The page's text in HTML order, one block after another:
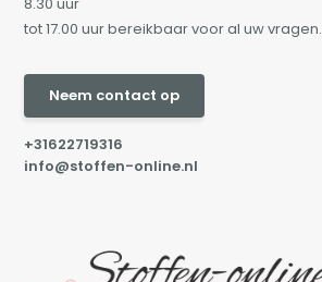
tot 17.00 uur bereikbaar voor al uw vragen.
Neem contact op
+31622719316
info@stoffen-online.nl